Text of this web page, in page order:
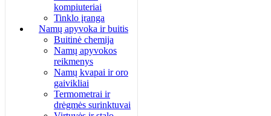
kompiuteriai
Tinklo įranga
Namų apyvoka ir buitis
Buitinė chemija
Namų apyvokos
reikmenys
Namų kvapai ir oro
gaivikliai
Termometrai ir
drėgmės surinktuvai